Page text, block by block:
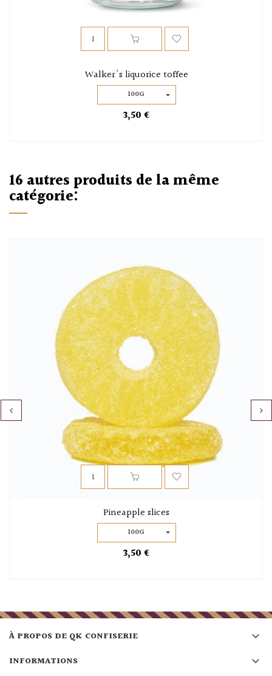
Walker's liquorice toffee
100G
3,50 €
16 autres produits de la même
catégorie:
Pineapple slices
100G
3,50 €
À PROPOS DE QK CONFISERIE 
INFORMATIONS 